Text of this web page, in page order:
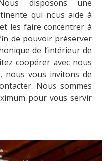
disposons une
qui nous aide à
les faire concentrer à
de pouvoir préserver
de l’intérieur de
coopérer avec nous
nous vous invitons de
Nous sommes
pour vous servir